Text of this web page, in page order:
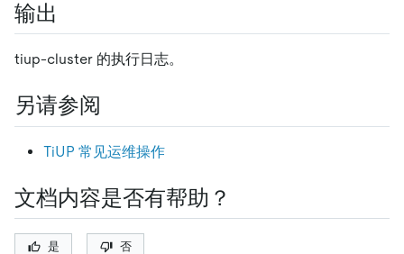
输出
tiup-cluster 的执行日志。
另请参阅
TiUP 常见运维操作
文档内容是否有帮助？
是 否